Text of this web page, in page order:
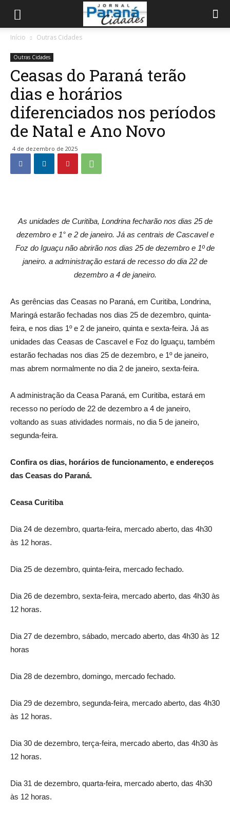
Início Outras Cidades
Outras Cidades
Ceasas do Paraná terão
dias e horários
diferenciados nos períodos
de Natal e Ano Novo
4 de dezembro de 2025
As unidades de Curitiba, Londrina fecharão nos dias 25 de
dezembro e 1° e 2 de janeiro. Já as centrais de Cascavel e
Foz do Iguaçu não abrirão nos dias 25 de dezembro e 1º de
janeiro. a administração estará de recesso do dia 22 de
dezembro a 4 de janeiro.
As gerências das Ceasas no Paraná, em Curitiba, Londrina,
Maringá estarão fechadas nos dias 25 de dezembro, quinta-
feira, e nos dias 1º e 2 de janeiro, quinta e sexta-feira. Já as
unidades das Ceasas de Cascavel e Foz do Iguaçu, também
estarão fechadas nos dias 25 de dezembro, e 1º de janeiro,
mas abrem normalmente no dia 2 de janeiro, sexta-feira.
A administração da Ceasa Paraná, em Curitiba, estará em
recesso no período de 22 de dezembro a 4 de janeiro,
voltando as suas atividades normais, no dia 5 de janeiro,
segunda-feira.
Confira os dias, horários de funcionamento, e endereços
das Ceasas do Paraná.
Ceasa Curitiba
Dia 24 de dezembro, quarta-feira, mercado aberto, das 4h30
às 12 horas.
Dia 25 de dezembro, quinta-feira, mercado fechado.
Dia 26 de dezembro, sexta-feira, mercado aberto, das 4h30 às
12 horas.
Dia 27 de dezembro, sábado, mercado aberto, das 4h30 às 12
horas
Dia 28 de dezembro, domingo, mercado fechado.
Dia 29 de dezembro, segunda-feira, mercado aberto, das 4h30
às 12 horas.
Dia 30 de dezembro, terça-feira, mercado aberto, das 4h30 às
12 horas.
Dia 31 de dezembro, quarta-feira, mercado aberto, das 4h30
às 12 horas.